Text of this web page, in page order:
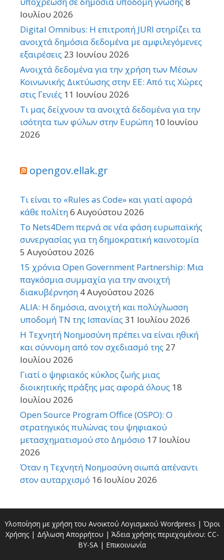
Ιουλίου 2026
Digital Omnibus: Η επιτροπή JURI στηρίζει τα
ανοιχτά δημόσια δεδομένα με αμφιλεγόμενες
εξαιρέσεις 23 Ιουνίου 2026
Ανοιχτά δεδομένα για την χρήση των Μέσων
Κοινωνικής Δικτύωσης στην ΕΕ: Από τις Χώρες
στις Γενιές 11 Ιουνίου 2026
Τι μας δείχνουν τα ανοιχτά δεδομένα για την
ισότητα των φύλων στην Ευρώπη 10 Ιουνίου
2026
opengov.ellak.gr
Τι είναι το «Rules as Code» και γιατί αφορά
κάθε πολίτη6 Αυγούστου 2026
Το Nets4Dem περνά σε νέα φάση ευρωπαϊκής
συνεργασίας για τη δημοκρατική καινοτομία
5 Αυγούστου 2026
15 χρόνια Open Government Partnership: Μια
παγκόσμια συμμαχία για την ανοιχτή
διακυβέρνηση 4 Αυγούστου 2026
ALIA: Η δημόσια, ανοιχτή και πολύγλωσση
υποδομή ΤΝ της Ισπανίας 31 Ιουλίου 2026
Η Τεχνητή Νοημοσύνη πρέπει να είναι ηθική
και σύννομη από τον σχεδιασμό της 27
Ιουλίου 2026
Γιατί ο ψηφιακός κύκλος ζωής μιας
διοικητικής πράξης μας αφορά όλους 18
Ιουλίου 2026
Open Source Program Office (OSPO): Ο
στρατηγικός πυλώνας του ψηφιακού
μετασχηματισμού στο Δημόσιο 17 Ιουλίου
2026
Όταν η Τεχνητή Νοημοσύνη σιωπά απέναντι
στον αυταρχισμό 16 Ιουλίου 2026
Υλοποίηση με χρήση του Ανοικτού Λογισμικού Wordpress | Όροι
Χρήσης| Δήλωση Απορρήτου | Άδεια χρήσης περιεχομένου: CC-
BY-SA | Επικοινωνία